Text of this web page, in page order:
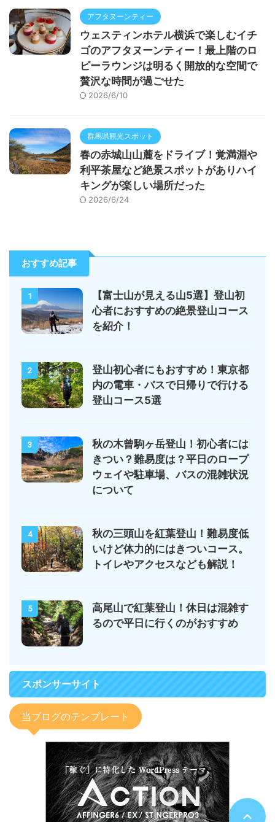
アフタヌーンティー
ウェスティンホテル横浜で楽しむイチ
ゴのアフタヌーンティー！最上階のロ
ビーラウンジは明るく開放的な空間で
贅沢な時間が過ごせた
2026/6/10
群馬県観光スポット
春の赤城山山麓をドライブ！覚満淵や
利平茶屋など絶景スポットがありハイ
キングが楽しい場所だった
2026/6/24
おすすめ記事
1
【富士山が見える山5選】登山初
心者におすすめの絶景登山コース
を紹介！
2
登山初心者にもおすすめ！東京都
内の電車・バスで日帰りで行ける
登山コース5選
3
秋の木曾駒ヶ岳登山！初心者には
きつい？難易度は？平日のロープ
ウェイや駐車場、バスの混雑状況
について
4
秋の三頭山を紅葉登山！難易度低
いけど体力的にはきついコース。
トイレやアクセスなども解説！
5
高尾山で紅葉登山！休日は混雑す
るので平日に行くのがおすすめ
スポンサーサイト
当ブログのテンプレート